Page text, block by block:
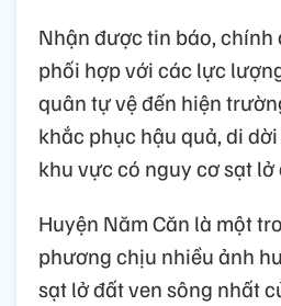
Nhận được tin báo,
phối hợp với các lực
quân tự vệ đến hiện
khắc phục hậu quả, di
khu vực có nguy cơ sạt lở
Huyện Năm Căn là một
phương chịu nhiều ảnh
sạt lở đất ven sông nhất